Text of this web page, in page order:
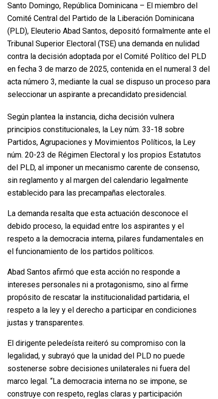
Santo Domingo, República Dominicana – El miembro del
Comité Central del Partido de la Liberación Dominicana
(PLD), Eleuterio Abad Santos, depositó formalmente ante el
Tribunal Superior Electoral (TSE) una demanda en nulidad
contra la decisión adoptada por el Comité Político del PLD
en fecha 3 de marzo de 2025, contenida en el numeral 3 del
acta número 3, mediante la cual se dispuso un proceso para
seleccionar un aspirante a precandidato presidencial.
Según plantea la instancia, dicha decisión vulnera
principios constitucionales, la Ley núm. 33-18 sobre
Partidos, Agrupaciones y Movimientos Políticos, la Ley
núm. 20-23 de Régimen Electoral y los propios Estatutos
del PLD, al imponer un mecanismo carente de consenso,
sin reglamento y al margen del calendario legalmente
establecido para las precampañas electorales.
La demanda resalta que esta actuación desconoce el
debido proceso, la equidad entre los aspirantes y el
respeto a la democracia interna, pilares fundamentales en
el funcionamiento de los partidos políticos.
Abad Santos afirmó que esta acción no responde a
intereses personales ni a protagonismo, sino al firme
propósito de rescatar la institucionalidad partidaria, el
respeto a la ley y el derecho a participar en condiciones
justas y transparentes.
El dirigente peledeísta reiteró su compromiso con la
legalidad, y subrayó que la unidad del PLD no puede
sostenerse sobre decisiones unilaterales ni fuera del
marco legal. “La democracia interna no se impone, se
construye con respeto, reglas claras y participación